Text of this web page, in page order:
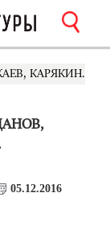
КАРЯКИН.
05.12.2016